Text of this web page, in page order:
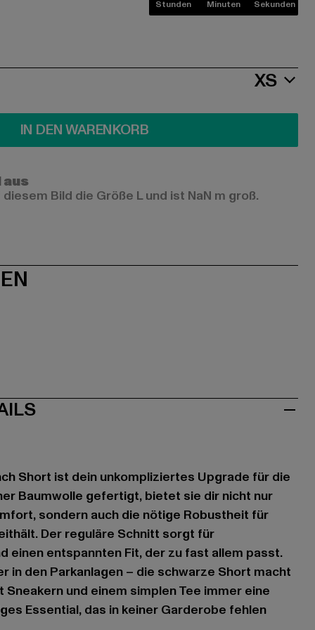
Stunden Minuten Sekunden
XS
IN DEN WARENKORB
Bild die Größe L und ist NaN m groß.
Short ist dein unkompliziertes Upgrade für die
Baumwolle gefertigt, bietet sie dir nicht nur
sondern auch die nötige Robustheit für
Der reguläre Schnitt sorgt für
einen entspannten Fit, der zu fast allem passt.
in den Parkanlagen – die schwarze Short macht
und einem simplen Tee immer eine
Essential, das in keiner Garderobe fehlen